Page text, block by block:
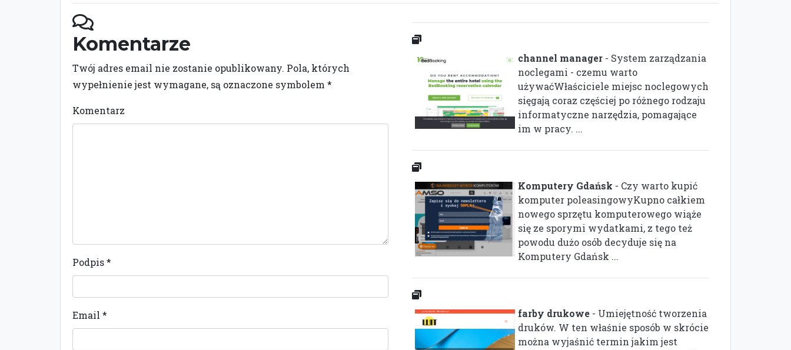
Komentarze
Twój adres email nie zostanie opublikowany. Pola, których
wypełnienie jest wymagane, są oznaczone symbolem *
Komentarz
Podpis*
Email *
channel manager - System zarządzania
noclegami - czemu warto
używaćWłaściciele miejsc noclegowych
sięgają coraz częściej po różnego rodzaju
informatyczne narzędzia, pomagające
im w pracy. ...
Komputery Gdańsk - Czy warto kupić
komputer poleasingowyKupno całkiem
nowego sprzętu komputerowego wiąże
się ze sporymi wydatkami, z tego też
powodu dużo osób decyduje się na
Komputery Gdańsk ...
farby drukowe - Umiejętność tworzenia
druków. W ten właśnie sposób w skrócie
można wyjaśnić termin jakim jest